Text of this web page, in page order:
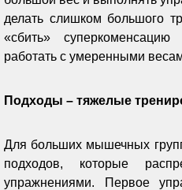
делать слишком большого
«сбить»
работать с умеренными
Подходы – тяжелые
Для больших мышечных
подходов, которые
упражнениями. Первое